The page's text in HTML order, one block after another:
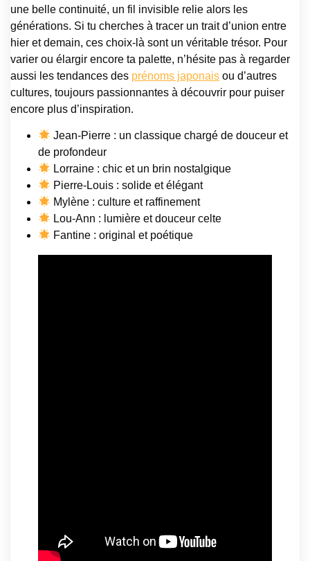
une belle continuité, un fil invisible relie alors les
générations. Si tu cherches à tracer un trait d’union entre
hier et demain, ces choix-là sont un véritable trésor. Pour
varier ou élargir encore ta palette, n’hésite pas à regarder
aussi les tendances des prénoms japonais ou d’autres
cultures, toujours passionnantes à découvrir pour puiser
encore plus d’inspiration.
Jean-Pierre : un classique chargé de douceur et
de profondeur
Lorraine : chic et un brin nostalgique
Pierre-Louis : solide et élégant
Mylène : culture et raffinement
Lou-Ann : lumière et douceur celte
Fantine : original et poétique